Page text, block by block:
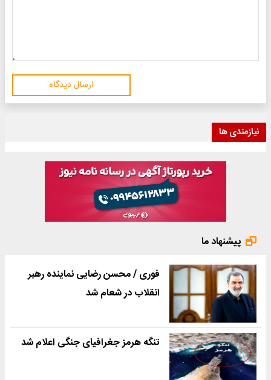
ارسال دیدگاه
نیازمندی ها
پیشنهاد ما
فوری / محسن رضایی نماینده رهبر
انقلاب در شعام شد
تنگه هرمز جغرافیای جنگی اعلام شد